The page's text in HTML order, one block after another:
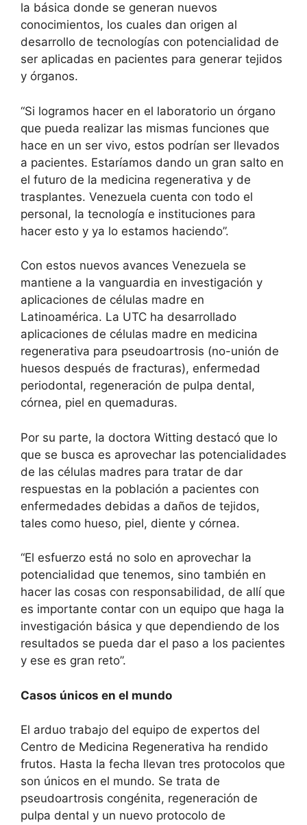
la básica donde se generan nuevos
conocimientos, los cuales dan origen al
desarrollo de tecnologías con potencialidad de
ser aplicadas en pacientes para generar tejidos
y órganos.
“Si logramos hacer en el laboratorio un órgano
que pueda realizar las mismas funciones que
hace en un ser vivo, estos podrían ser llevados
a pacientes. Estaríamos dando un gran salto en
el futuro de la medicina regenerativa y de
trasplantes. Venezuela cuenta con todo el
personal, la tecnología e instituciones para
hacer esto y ya lo estamos haciendo”.
Con estos nuevos avances Venezuela se
mantiene a la vanguardia en investigación y
aplicaciones de células madre en
Latinoamérica. La UTC ha desarrollado
aplicaciones de células madre en medicina
regenerativa para pseudoartrosis (no-unión de
huesos después de fracturas), enfermedad
periodontal, regeneración de pulpa dental,
córnea, piel en quemaduras.
Por su parte, la doctora Witting destacó que lo
que se busca es aprovechar las potencialidades
de las células madres para tratar de dar
respuestas en la población a pacientes con
enfermedades debidas a daños de tejidos,
tales como hueso, piel, diente y córnea.
“El esfuerzo está no solo en aprovechar la
potencialidad que tenemos, sino también en
hacer las cosas con responsabilidad, de allí que
es importante contar con un equipo que haga la
investigación básica y que dependiendo de los
resultados se pueda dar el paso a los pacientes
y ese es gran reto”.
Casos únicos en el mundo
El arduo trabajo del equipo de expertos del
Centro de Medicina Regenerativa ha rendido
frutos. Hasta la fecha llevan tres protocolos que
son únicos en el mundo. Se trata de
pseudoartrosis congénita, regeneración de
pulpa dental y un nuevo protocolo de